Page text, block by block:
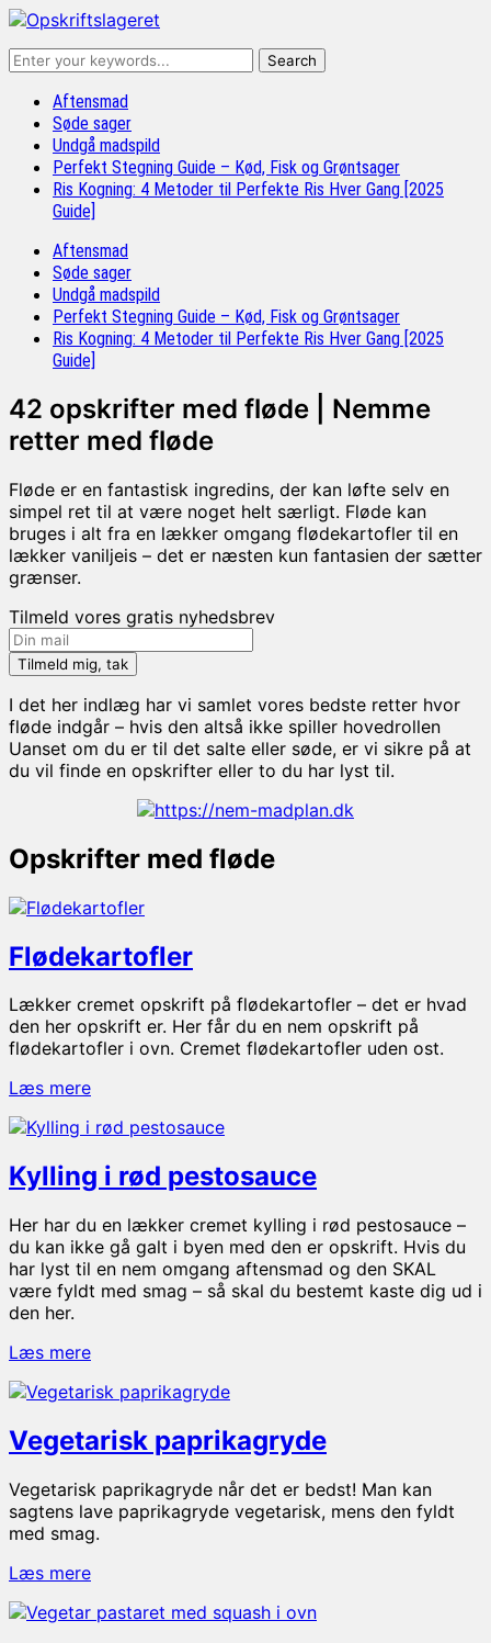
Aftensmad
Søde sager
Undgå madspild
Perfekt Stegning Guide – Kød, Fisk og Grøntsager
Ris Kogning: 4 Metoder til Perfekte Ris Hver Gang [2025
Guide]
Aftensmad
Søde sager
Undgå madspild
Perfekt Stegning Guide – Kød, Fisk og Grøntsager
Ris Kogning: 4 Metoder til Perfekte Ris Hver Gang [2025
Guide]
42 opskrifter med fløde | Nemme
retter med fløde
Fløde er en fantastisk ingredins, der kan løfte selv en
simpel ret til at være noget helt særligt. Fløde kan
bruges i alt fra en lækker omgang flødekartofler til en
lækker vaniljeis – det er næsten kun fantasien der sætter
grænser.
Tilmeld vores gratis nyhedsbrev
I det her indlæg har vi samlet vores bedste retter hvor
fløde indgår – hvis den altså ikke spiller hovedrollen
Uanset om du er til det salte eller søde, er vi sikre på at
du vil finde en opskrifter eller to du har lyst til.
Opskrifter med fløde
Flødekartofler
Lækker cremet opskrift på flødekartofler – det er hvad
den her opskrift er. Her får du en nem opskrift på
flødekartofler i ovn. Cremet flødekartofler uden ost.
Læs mereFlødekartofler
Kylling i rød pestosauce
Her har du en lækker cremet kylling i rød pestosauce –
du kan ikke gå galt i byen med den er opskrift. Hvis du
har lyst til en nem omgang aftensmad og den SKAL
være fyldt med smag – så skal du bestemt kaste dig ud i
den her.
Læs mereKylling
rød
Vegetarisk paprikagryde
Vegetarisk paprikagryde når det er bedst! Man kan
sagtens lave paprikagryde vegetarisk, mens den fyldt
med smag.
Læs mereVegetarisk